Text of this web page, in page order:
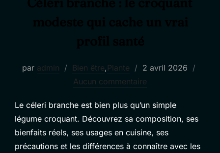
par admin Bien être, Plante
Publié
le
2 avril 2026
Aucun commentaire
Le céleri branche est bien plus qu’un simple
légume croquant. Découvrez sa composition, ses
bienfaits réels, ses usages en cuisine, ses
précautions et les différences à connaître avec les